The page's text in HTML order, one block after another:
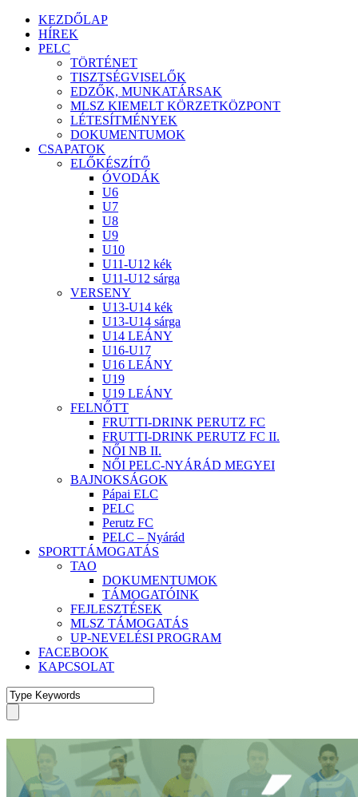
KEZDŐLAP
HÍREK
PELC
TÖRTÉNET
TISZTSÉGVISELŐK
EDZŐK, MUNKATÁRSAK
MLSZ KIEMELT KÖRZETKÖZPONT
LÉTESÍTMÉNYEK
DOKUMENTUMOK
CSAPATOK
ELŐKÉSZÍTŐ
ÓVODÁK
U6
U7
U8
U9
U10
U11-U12 kék
U11-U12 sárga
VERSENY
U13-U14 kék
U13-U14 sárga
U14 LEÁNY
U16-U17
U16 LEÁNY
U19
U19 LEÁNY
FELNŐTT
FRUTTI-DRINK PERUTZ FC
FRUTTI-DRINK PERUTZ FC II.
NŐI NB II.
NŐI PELC-NYÁRÁD MEGYEI
BAJNOKSÁGOK
Pápai ELC
PELC
Perutz FC
PELC – Nyárád
SPORTTÁMOGATÁS
TAO
DOKUMENTUMOK
TÁMOGATÓINK
FEJLESZTÉSEK
MLSZ TÁMOGATÁS
UP-NEVELÉSI PROGRAM
FACEBOOK
KAPCSOLAT